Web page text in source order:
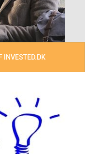
INVESTED.DK